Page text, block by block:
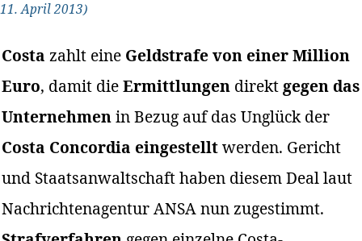
11. April 2013)
Costa zahlt eine Geldstrafe von einer Million
Euro, damit dieErmittlungen direkt gegen das
Unternehmenin Bezug auf das Unglück der
Costa Concordia eingestelltwerden. Gericht
und Staatsanwaltschaft haben diesem Deal laut
Nachrichtenagentur ANSA nun zugestimmt.